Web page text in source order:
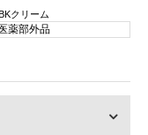
クリーム
薬部外品